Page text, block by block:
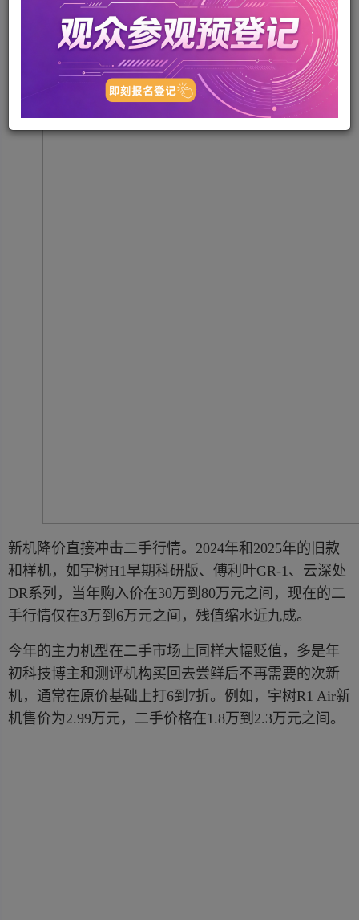
新机降价直接冲击二手行情。2024年和2025年的旧款
和样机，如宇树H1早期科研版、傅利叶GR-1、云深处
DR系列，当年购入价在30万到80万元之间，现在的二
手行情仅在3万到6万元之间，残值缩水近九成。
今年的主力机型在二手市场上同样大幅贬值，多是年
初科技博主和测评机构买回去尝鲜后不再需要的次新
机，通常在原价基础上打6到7折。例如，宇树R1 Air新
机售价为2.99万元，二手价格在1.8万到2.3万元之间。